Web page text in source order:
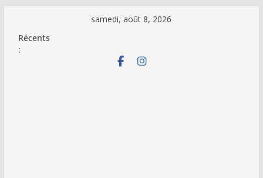
contenu
samedi, août 8, 2026
Récents
: